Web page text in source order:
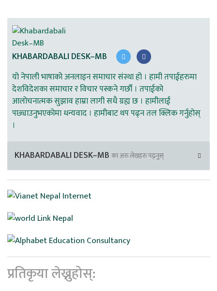
KHABARDABALI DESK–MB
यो नेपाली भाषाको अनलाइन समाचार संस्था हो । हामी तपाईहरुमा
देशविदेशका समाचार र विचार पस्कने गर्छौ । तपाईको
आलोचनात्मक सुझाव हाम्रा लागी सधै ग्रह्य छ । हामीलाई
पछ्याउनुभएकोमा धन्यवाद । हामीबाट थप पढ्न तल क्लिक गर्नुहोस्
।
KHABARDABALI DESK–MB का अरु लेखहरु पढ्नुस्
प्रतिकृया लेख्नुहोस्: